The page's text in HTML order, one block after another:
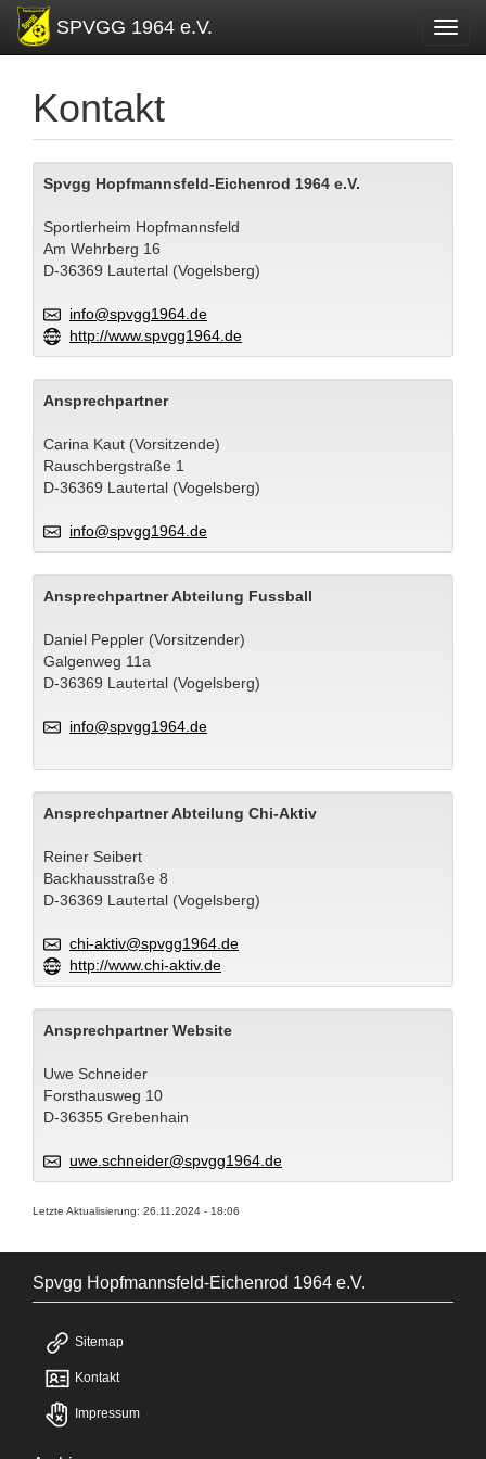
SPVGG 1964 e.V.
Kontakt
Spvgg Hopfmannsfeld-Eichenrod 1964 e.V.
Sportlerheim Hopfmannsfeld
Am Wehrberg 16
D-36369 Lautertal (Vogelsberg)
info@spvgg1964.de
http://www.spvgg1964.de
Ansprechpartner
Carina Kaut (Vorsitzende)
Rauschbergstraße 1
D-36369 Lautertal (Vogelsberg)
info@spvgg1964.de
Ansprechpartner Abteilung Fussball
Daniel Peppler (Vorsitzender)
Galgenweg 11a
D-36369 Lautertal (Vogelsberg)
info@spvgg1964.de
Ansprechpartner Abteilung Chi-Aktiv
Reiner Seibert
Backhausstraße 8
D-36369 Lautertal (Vogelsberg)
chi-aktiv@spvgg1964.de
http://www.chi-aktiv.de
Ansprechpartner Website
Uwe Schneider
Forsthausweg 10
D-36355 Grebenhain
uwe.schneider@spvgg1964.de
Letzte Aktualisierung: 26.11.2024 - 18:06
Spvgg Hopfmannsfeld-Eichenrod 1964 e.V.
Sitemap
Kontakt
Impressum